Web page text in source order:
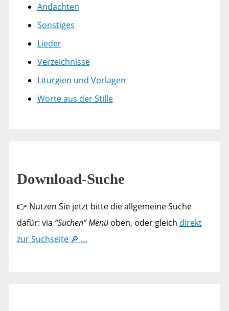
Andachten
Sonstiges
Lieder
Verzeichnisse
Liturgien und Vorlagen
Worte aus der Stille
Download-Suche
👉 Nutzen Sie jetzt bitte die allgemeine Suche
dafür: via “Suchen” Menüoben, oder gleich direkt
zur Suchseite 🔎 …